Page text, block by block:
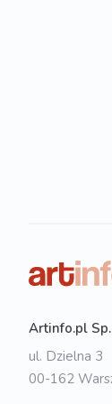
Artinfo.pl Sp.
ul. Dzielna 3
00-162